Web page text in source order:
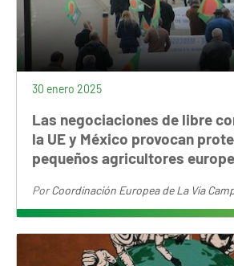
30 enero 2025
Las negociaciones de libre
la UE y México provocan
pequeños agricultores
PorCoordinación Europea de La Vía